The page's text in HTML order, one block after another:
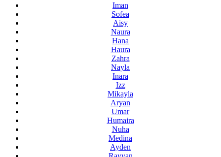
Iman
Sofea
Aisy
Naura
Hana
Haura
Zahra
Nayla
Inara
Izz
Mikayla
Aryan
Umar
Humaira
Nuha
Medina
Ayden